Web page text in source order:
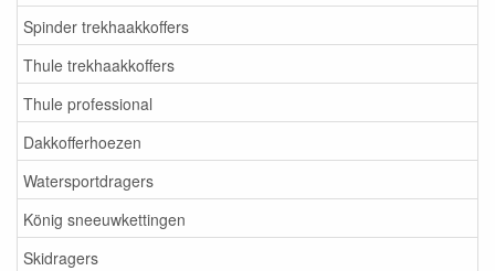
Spinder trekhaakkoffers
Thule trekhaakkoffers
Thule professional
Dakkofferhoezen
Watersportdragers
König sneeuwkettingen
Skidragers